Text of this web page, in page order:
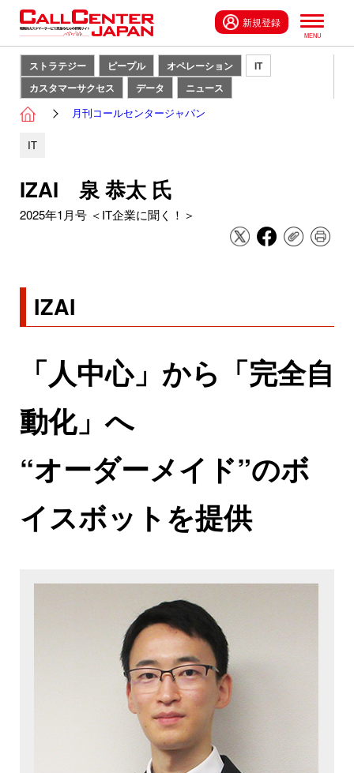
新規登録
ストラテジー ピープル オペレーション
IT
カスタマーサクセス
データ ニュース
月刊コールセンタージャパン
IT
IZAI 泉 恭太 氏
2025年1月号 ＜IT企業に聞く！＞
IZAI
「人中心」から「完全自
動化」へ
“オーダーメイド”のボ
イスボットを提供